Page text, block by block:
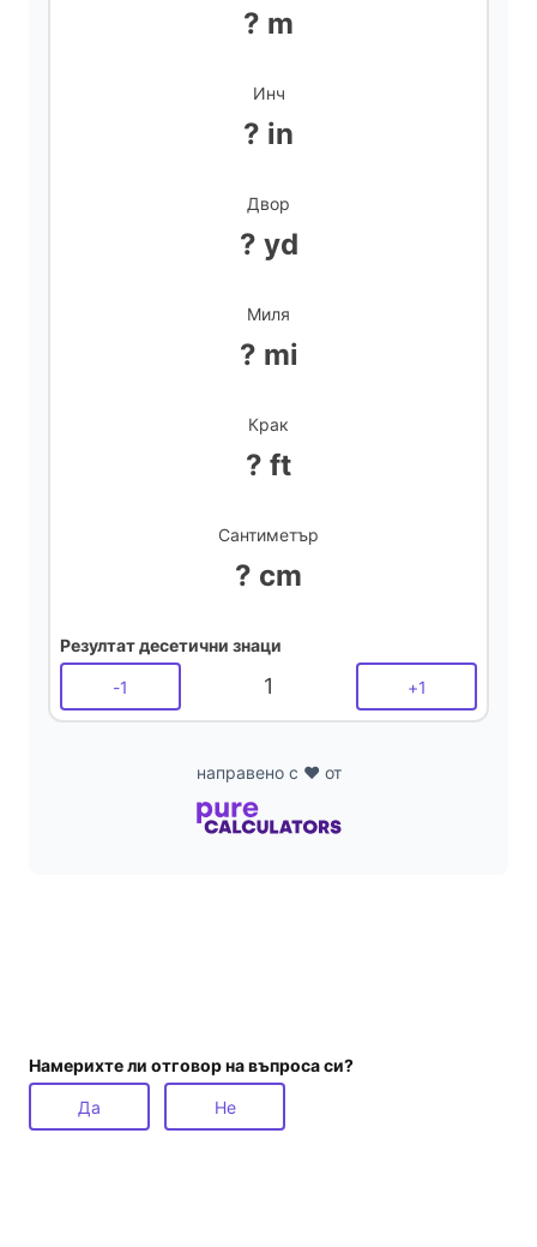
? m
Инч
? in
Двор
? yd
Миля
? mi
Крак
? ft
Сантиметър
? cm
Резултат десетични знаци
-1 1 +1
направено с ❤️ от
Намерихте ли отговор на въпроса си?
Да Не